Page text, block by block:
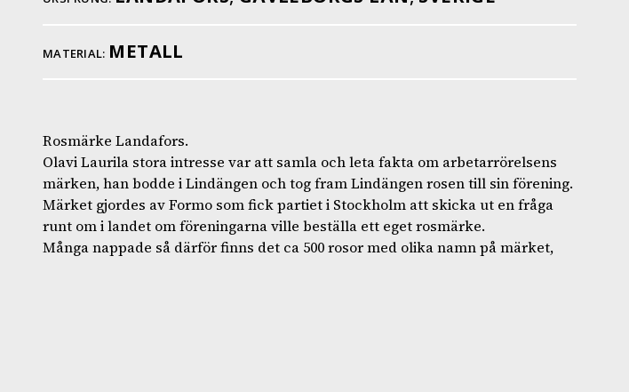
MATERIAL: METALL
Rosmärke Landafors.
Olavi Laurila stora intresse var att samla och leta fakta om arbetarrörelsens
märken, han bodde i Lindängen och tog fram Lindängen rosen till sin förening.
Märket gjordes av Formo som fick partiet i Stockholm att skicka ut en fråga
runt om i landet om föreningarna ville beställa ett eget rosmärke.
Många nappade så därför finns det ca 500 rosor med olika namn på märket,